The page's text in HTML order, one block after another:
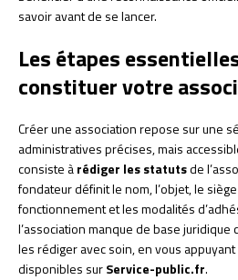
savoir avant de se lancer.
Les étapes
constituer votre
Créer une association repose sur une
administratives précises, mais
consiste àrédiger les statutsde
fondateur définit le nom, l’objet, le
fonctionnement et les modalités
l’association manque de base juridique
les rédiger avec soin, en vous
disponibles surService-public.fr.